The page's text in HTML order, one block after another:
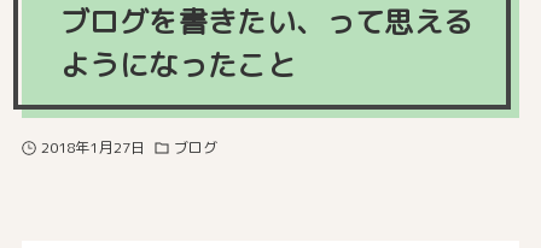
ブログを書きたい、って思える
ようになったこと
2018年1月27日 ブログ